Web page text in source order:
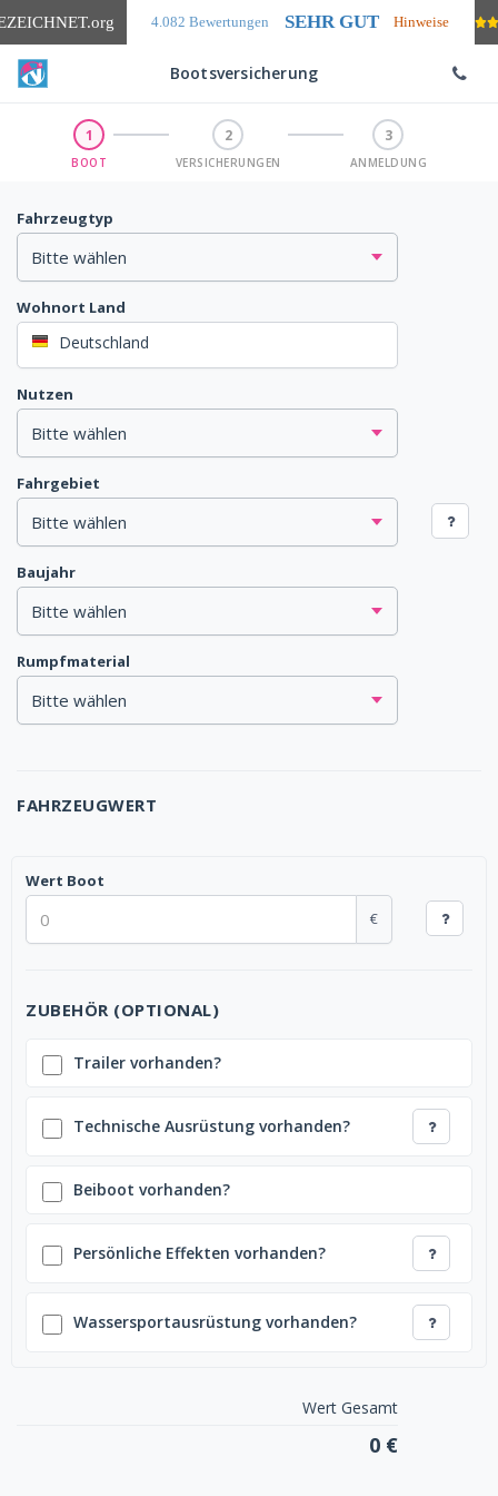
.org 4.082 Bewertungen SEHR GUT Hinweise
Bootsversicherung
1
BOOT
2
VERSICHERUNGEN
3
ANMELDUNG
Fahrzeugtyp
Wohnort Land
Deutschland
Nutzen
Fahrgebiet
Baujahr
Rumpfmaterial
FAHRZEUGWERT
Wert Boot
€
ZUBEHÖR (OPTIONAL)
Trailer vorhanden?
Technische Ausrüstung vorhanden?
Beiboot vorhanden?
Persönliche Effekten vorhanden?
Wassersportausrüstung vorhanden?
Wert Gesamt
0 €